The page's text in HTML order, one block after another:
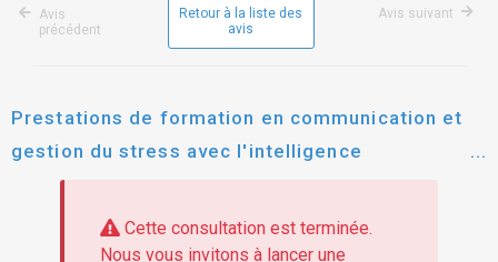
Avis
précédent
Retour à la liste des
avis
Avis suivant
Prestations de formation en communication et
gestion du stress avec l'intelligence
emotionnelle
Cette consultation est terminée.
Nous vous invitons à lancer une